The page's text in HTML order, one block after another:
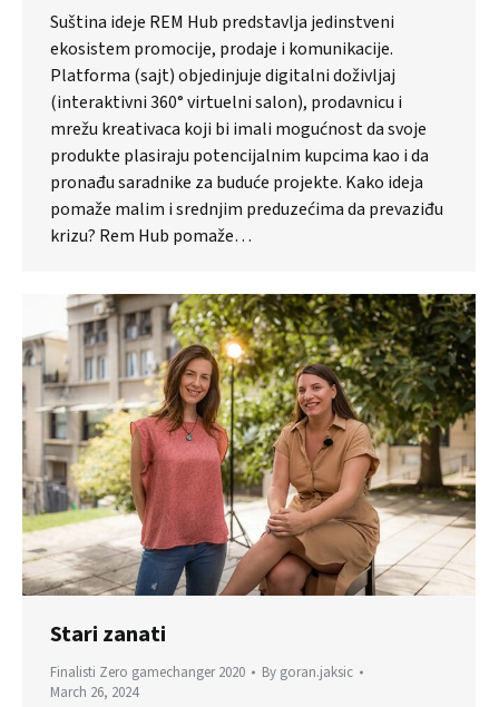
Suština ideje REM Hub predstavlja jedinstveni
ekosistem promocije, prodaje i komunikacije.
Platforma (sajt) objedinjuje digitalni doživljaj
(interaktivni 360° virtuelni salon), prodavnicu i
mrežu kreativaca koji bi imali mogućnost da svoje
produkte plasiraju potencijalnim kupcima kao i da
pronađu saradnike za buduće projekte. Kako ideja
pomaže malim i srednjim preduzećima da prevaziđu
krizu? Rem Hub pomaže…
Stari zanati
Finalisti Zero gamechanger 2020 By goran.jaksic
March 26, 2024